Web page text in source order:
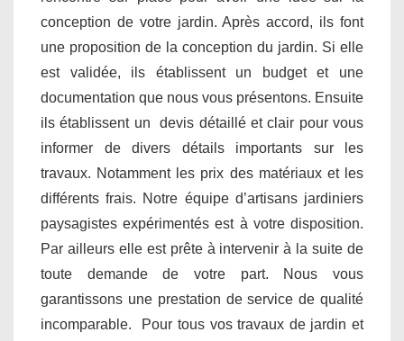
conception de votre jardin. Après accord, ils font
une proposition de la conception du jardin. Si elle
est validée, ils établissent un budget et une
documentation que nous vous présentons. Ensuite
ils établissent un devis détaillé et clair pour vous
informer de divers détails importants sur les
travaux. Notamment les prix des matériaux et les
différents frais. Notre équipe d’artisans jardiniers
paysagistes expérimentés est à votre disposition.
Par ailleurs elle est prête à intervenir à la suite de
toute demande de votre part. Nous vous
garantissons une prestation de service de qualité
incomparable. Pour tous vos travaux de jardin et